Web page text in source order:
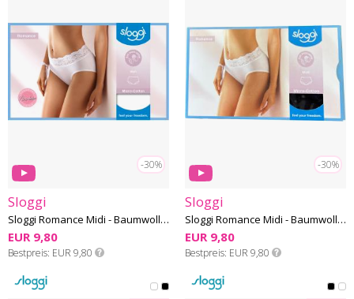
-30%
Sloggi
Sloggi Romance Midi - Baumwolle-Microfaser
EUR 9,80
Bestpreis EUR 9,80
-30%
Sloggi
Sloggi Romance Midi - Baumwolle-Microfaser
EUR 9,80
Bestpreis EUR 9,80